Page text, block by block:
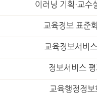
이러닝 기획·교수
교육정보 표준
교육정보서비
정보서비스
교육행정정보